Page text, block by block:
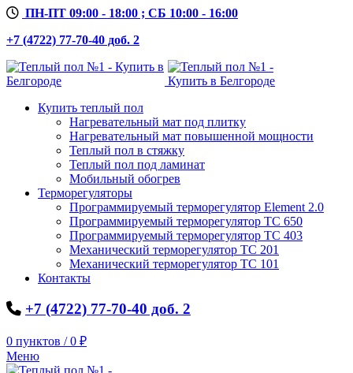
ПН-ПТ 09:00 - 18:00 ; СБ 10:00 - 16:00
+7 (4722) 77-70-40 доб. 2
Купить теплый пол
Нагревательный мат под плитку
Нагревательный мат повышенной мощности
Теплый пол в стяжку
Теплый пол под ламинат
Мобильный обогрев
Терморегуляторы
Программируемый терморегулятор Element 2.0
Программируемый терморегулятор ТС 650
Программируемый терморегулятор ТС 403
Механический терморегулятор ТС 201
Механический терморегулятор ТС 101
Контакты
+7 (4722) 77-70-40 доб. 2
0 пунктов / 0 ₽
Меню